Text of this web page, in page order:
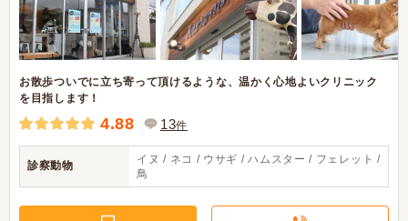
お散歩ついでに立ち寄って頂けるような、温かく心地よいクリニック
を目指します！
4.88 13件
診察動物
イヌ / ネコ / ウサギ / ハムスター / フェレット /
鳥